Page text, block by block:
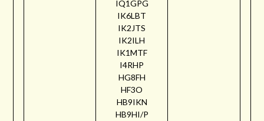
IQ1GPG
IK6LBT
IK2JTS
IK2ILH
IK1MTF
I4RHP
HG8FH
HF3O
HB9IKN
HB9HI/P